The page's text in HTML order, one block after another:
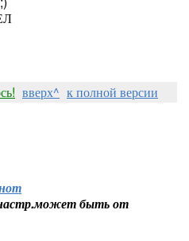
вверх^ к полной версии
быть от